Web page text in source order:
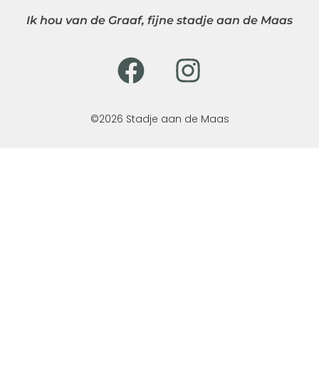
Ik hou van de Graaf, fijne stadje aan de Maas
©2026 Stadje aan de Maas